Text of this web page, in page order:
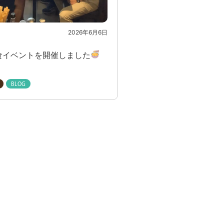
2026年6月6日
イベントを開催しました